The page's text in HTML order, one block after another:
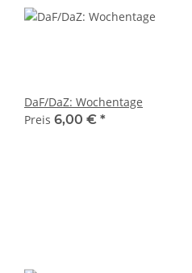
DaF/DaZ: Wochentage
Preis 6,00 € *